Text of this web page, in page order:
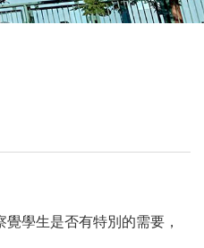
校曆表
學生是否有特別的需要，